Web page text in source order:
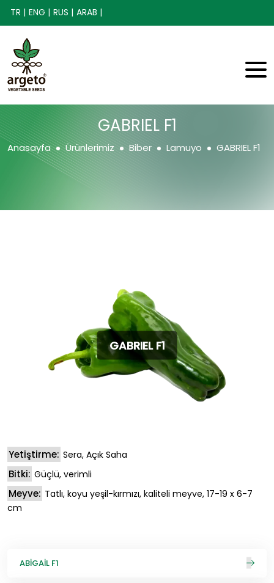
TR | ENG | RUS | ARAB |
GABRIEL F1
Anasayfa Ürünlerimiz Biber Lamuyo GABRIEL F1
GABRIEL F1
Yetiştirme: Sera, Açık Saha
Bitki: Güçlü, verimli
Meyve: Tatlı, koyu yeşil-kırmızı, kaliteli meyve, 17-19 x 6-7
cm
ABİGAİL F1